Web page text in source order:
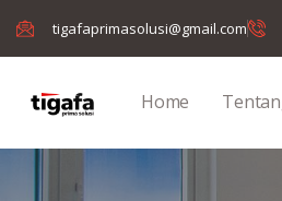
tigafaprimasolusi@gmail.com
Home